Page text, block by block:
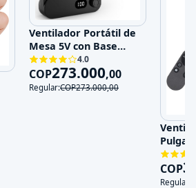
Ventilador Portátil de
Mesa 5V con Base
Magnética y 100
Velocidades
4.0
COP273.000,00
Regular:COP273.000,00
120V
COP
Regular: